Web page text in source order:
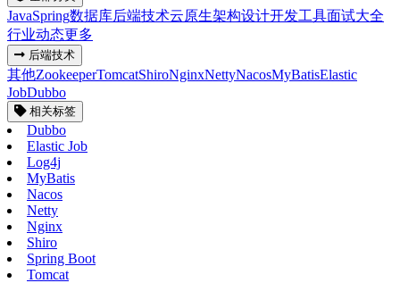
JavaSpring数据库后端技术云原生架构设计开发工具面试大全
行业动态更多
后端技术
其他ZookeeperTomcatShiroNginxNettyNacosMyBatisElastic
JobDubbo
相关标签
Dubbo
Elastic Job
Log4j
MyBatis
Nacos
Netty
Nginx
Shiro
Spring Boot
Tomcat